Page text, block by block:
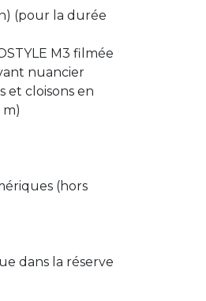
(pour la durée
M3 filmée
nuancier
et cloisons en
(hors
dans la réserve